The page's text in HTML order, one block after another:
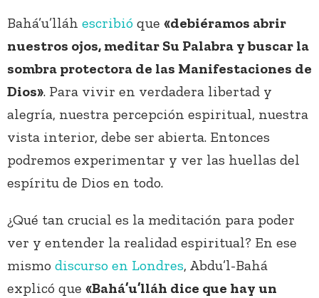
Bahá’u’lláh escribió que «debiéramos abrir
nuestros ojos, meditar Su Palabra y buscar la
sombra protectora de las Manifestaciones de
Dios». Para vivir en verdadera libertad y
alegría, nuestra percepción espiritual, nuestra
vista interior, debe ser abierta. Entonces
podremos experimentar y ver las huellas del
espíritu de Dios en todo.
¿Qué tan crucial es la meditación para poder
ver y entender la realidad espiritual? En ese
mismo discurso en Londres, Abdu’l-Bahá
explicó que «Bahá’u’lláh dice que hay un